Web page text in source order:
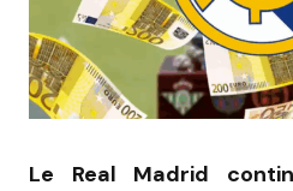
Le Real Madrid